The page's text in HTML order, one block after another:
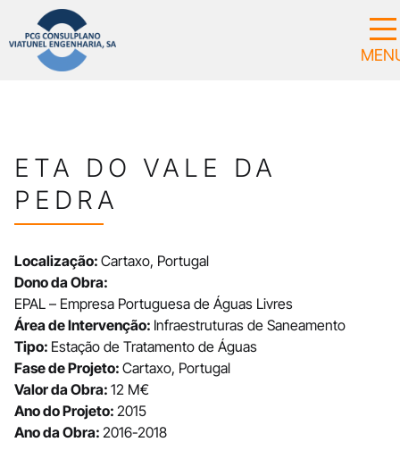
ETA DO VALE DA
PEDRA
Localização: Cartaxo, Portugal
Dono da Obra:
EPAL – Empresa Portuguesa de Águas Livres
Área de Intervenção: Infraestruturas de Saneamento
Tipo: Estação de Tratamento de Águas
Fase de Projeto: Cartaxo, Portugal
Valor da Obra: 12 M€
Ano do Projeto: 2015
Ano da Obra: 2016-2018